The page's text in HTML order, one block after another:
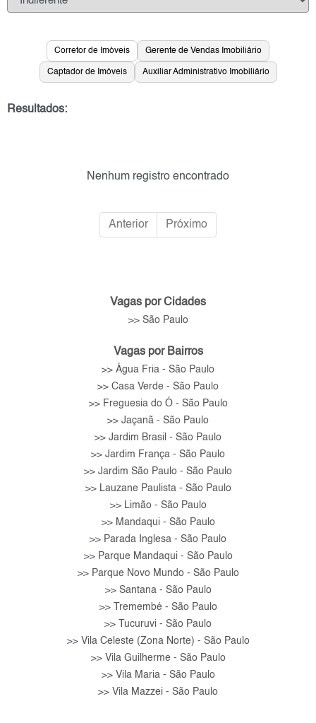
Corretor de Imóveis Gerente de Vendas Imobiliário
Captador de Imóveis Auxiliar Administrativo Imobiliário
Resultados:
Nenhum registro encontrado
Anterior Próximo
Vagas por Cidades
>> São Paulo
Vagas por Bairros
>> Água Fria - São Paulo
>> Casa Verde - São Paulo
>> Freguesia do Ó - São Paulo
>> Jaçanã - São Paulo
>> Jardim Brasil - São Paulo
>> Jardim França - São Paulo
>> Jardim São Paulo - São Paulo
>> Lauzane Paulista - São Paulo
>> Limão - São Paulo
>> Mandaqui - São Paulo
>> Parada Inglesa - São Paulo
>> Parque Mandaqui - São Paulo
>> Parque Novo Mundo - São Paulo
>> Santana - São Paulo
>> Tremembé - São Paulo
>> Tucuruvi - São Paulo
>> Vila Celeste (Zona Norte) - São Paulo
>> Vila Guilherme - São Paulo
>> Vila Maria - São Paulo
>> Vila Mazzei - São Paulo